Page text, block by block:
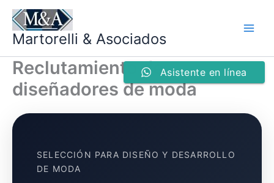
contenido
Martorelli & Asociados
Reclutamiento de
diseñadores de moda
SELECCIÓN PARA DISEÑO Y DESARROLLO
DE MODA
Asistente en línea